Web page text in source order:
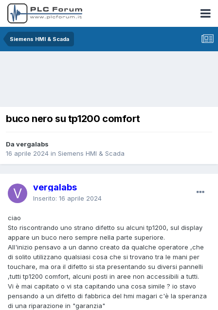
Siemens HMI & Scada
buco nero su tp1200 comfort
Da vergalabs
16 aprile 2024 in Siemens HMI & Scada
vergalabs
Inserito: 16 aprile 2024
ciao
Sto riscontrando uno strano difetto su alcuni tp1200, sul display
appare un buco nero sempre nella parte superiore.
All'inizio pensavo a un danno creato da qualche operatore ,che
di solito utilizzano qualsiasi cosa che si trovano tra le mani per
touchare, ma ora il difetto si sta presentando su diversi pannelli
,tutti tp1200 comfort, alcuni posti in aree non accessibili a tutti.
Vi è mai capitato o vi sta capitando una cosa simile ? io stavo
pensando a un difetto di fabbrica del hmi magari c'è la speranza
di una riparazione in "garanzia"